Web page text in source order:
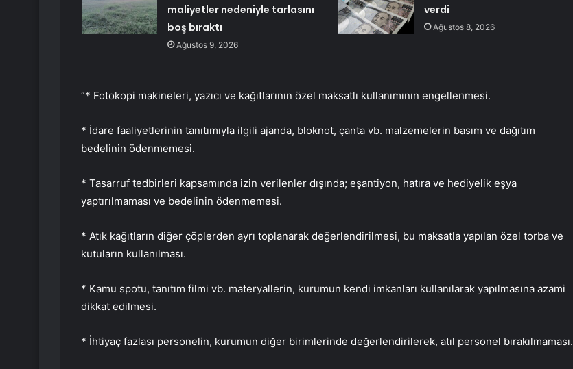
maliyetler nedeniyle tarlasını
boş bıraktı
Ağustos 9, 2026
verdi
Ağustos 8, 2026
“* Fotokopi makineleri, yazıcı ve kağıtlarının özel maksatlı kullanımının engellenmesi.
* İdare faaliyetlerinin tanıtımıyla ilgili ajanda, bloknot, çanta vb. malzemelerin basım ve dağıtım
bedelinin ödenmemesi.
* Tasarruf tedbirleri kapsamında izin verilenler dışında; eşantiyon, hatıra ve hediyelik eşya
yaptırılmaması ve bedelinin ödenmemesi.
* Atık kağıtların diğer çöplerden ayrı toplanarak değerlendirilmesi, bu maksatla yapılan özel torba ve
kutuların kullanılması.
* Kamu spotu, tanıtım filmi vb. materyallerin, kurumun kendi imkanları kullanılarak yapılmasına azami
dikkat edilmesi.
* İhtiyaç fazlası personelin, kurumun diğer birimlerinde değerlendirilerek, atıl personel bırakılmaması.